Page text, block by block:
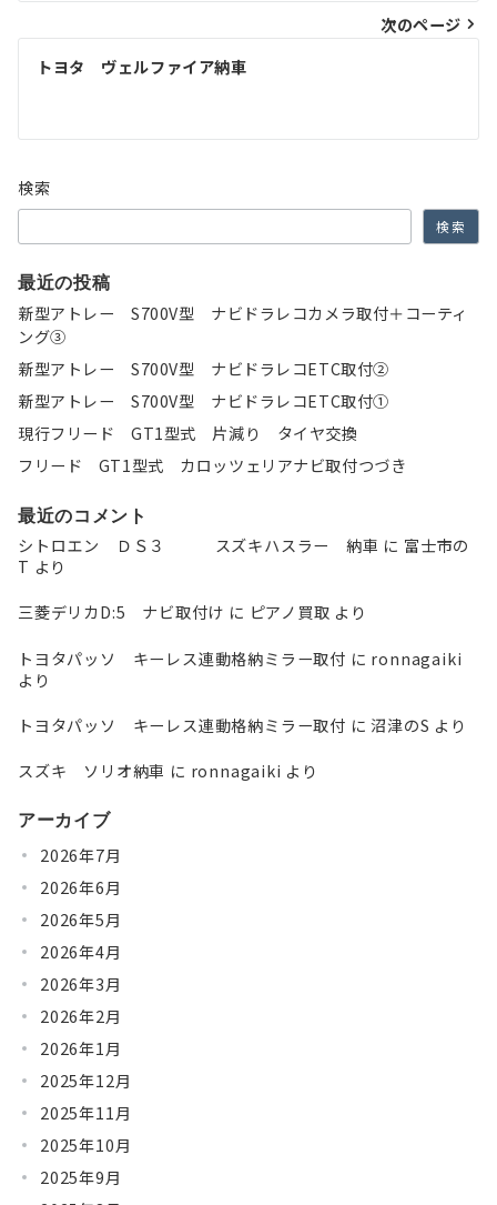
ビ
ゲ
シ
ョ
ン
次のページ
トヨタ ヴェルファイア納車
検索
検索
最近の投稿
新型アトレー S700V型 ナビドラレコカメラ取付＋コーティ
ング③
新型アトレー S700V型 ナビドラレコETC取付②
新型アトレー S700V型 ナビドラレコETC取付①
現行フリード GT1型式 片減り タイヤ交換
フリード GT1型式 カロッツェリアナビ取付つづき
最近のコメント
シトロエン ＤＳ３ スズキハスラー 納車 に 富士市の
T より
三菱デリカD:5 ナビ取付け に ピアノ買取 より
トヨタパッソ キーレス連動格納ミラー取付 に ronnagaiki
より
トヨタパッソ キーレス連動格納ミラー取付 に沼津のS より
スズキ ソリオ納車 に ronnagaiki より
アーカイブ
2026年7月
2026年6月
2026年5月
2026年4月
2026年3月
2026年2月
2026年1月
2025年12月
2025年11月
2025年10月
2025年9月